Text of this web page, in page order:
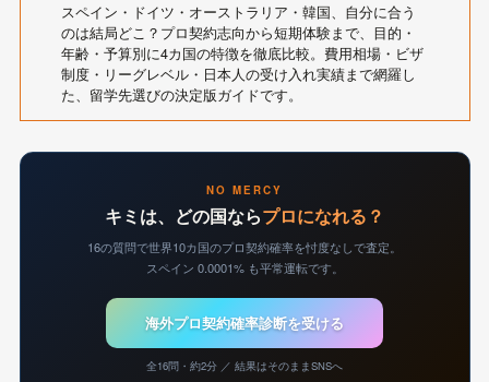
スペイン・ドイツ・オーストラリア・韓国、自分に合う
のは結局どこ？プロ契約志向から短期体験まで、目的・
年齢・予算別に4カ国の特徴を徹底比較。費用相場・ビザ
制度・リーグレベル・日本人の受け入れ実績まで網羅し
た、留学先選びの決定版ガイドです。
NO MERCY
キミは、どの国ならプロになれる？
16の質問で世界10カ国のプロ契約確率を忖度なしで査定。
スペイン 0.0001% も平常運転です。
海外プロ契約確率診断を受ける
全16問・約2分 ／ 結果はそのままSNSへ